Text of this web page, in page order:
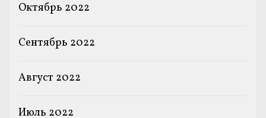
Октябрь 2022
Сентябрь 2022
Август 2022
Июль 2022